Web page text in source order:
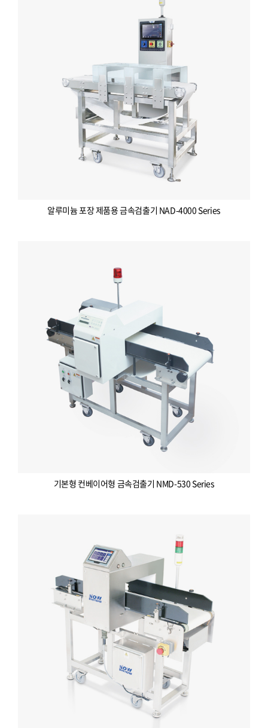
알루미늄 포장 제품용 금속검출기 NAD-4000 Series
기본형 컨베이어형 금속검출기 NMD-530 Series